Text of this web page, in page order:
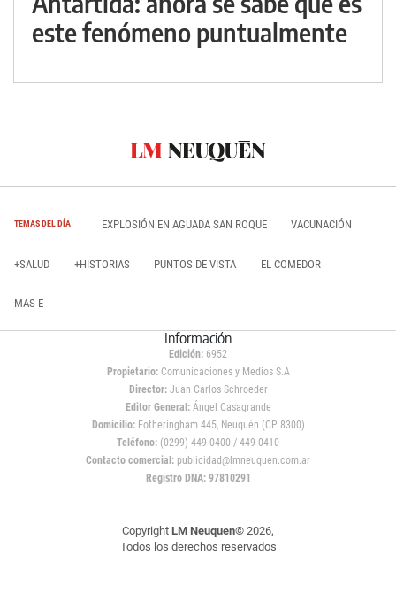
este fenómeno puntualmente
TEMAS DEL DÍA EXPLOSIÓN EN AGUADA SAN ROQUE VACUNACIÓN
+SALUD +HISTORIAS PUNTOS DE VISTA EL COMEDOR
MAS E
Información
Edición: 6952
Propietario:Comunicaciones y Medios S.A
Director: Juan Carlos Schroeder
Editor General:Ángel Casagrande
Domicilio:Fotheringham 445, Neuquén (CP 8300)
Teléfono: (0299) 449 0400 / 449 0410
Contacto comercial: publicidad@lmneuquen.com.ar
Registro DNA: 97810291
Copyright LM Neuquen© 2026,
Todos los derechos reservados